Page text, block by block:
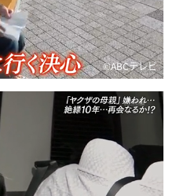
©ABCテレビ